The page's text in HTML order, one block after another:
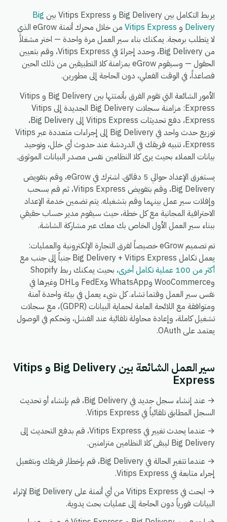
يربط التكامل بين Big Delivery و Vitips Express بين
Big
Delivery و Vitips Express
من خلال محرك أتمتة eGrow الذي
لا يتطلب برمجة. يمكنك بناء سير العمل مرة واحدة — اختر مشغلاً
من Big Delivery، وحدد إجراءً في Vitips Express، وقم بتعيين
الحقول — وسيقوم eGrow بمزامنة كلا التطبيقين من ذلك الحين
فصاعداً، في الوقت الفعلي، دون الحاجة إلى مطورين.
الأمور الشائعة التي تقوم الفرق بأتمتتها بين Big Delivery و Vitips
Express: مزامنة سجلات Big Delivery الجديدة إلى Vitips
Express، دفع تحديثات Vitips Express إلى Big Delivery،
توزيع حدث واحد في Big Delivery إلى إجراءات متعددة عبر Vitips
Express، تنبيه فريقك في الدردشة عند حدوث أي خلل، وتوحيد
بيانات العملاء بحيث يرى كلا النظامين نفس مصدر البيانات الموثوق.
يستغرق الإعداد حوالي 5 دقائق. اشترك في eGrow، وقم بتفويض
Big Delivery، وقم بتفويض Vitips Express، ثم قم بسحب
وإفلات سير عمل بينهما وقم بتشغيله. يتم تضمين خدمة الإعداد
الاحترافية المجانية مع كل خطة، حيث سيقوم مدير حساب حقيقي
ببناء سير العمل الأول الخاص بك معك عبر مشاركة الشاشة.
تم تصميم eGrow خصيصاً لفرق التجارة الإلكترونية والعمليات:
يعمل تكامل Big Delivery + Vitips Express جنباً إلى جنب مع
أكثر من 100 عملية تكامل أخرى
، بحيث يمكنك ربط Shopify
وWooCommerce وWhatsApp وFedEx وDHL وغيرها في
نفس سير العمل وقتما تشاء. كل شيء يعمل في بيئة واحدة آمنة
ومتوافقة مع اللائحة العامة لحماية البيانات (GDPR)، مع سجلات
تشغيل كاملة، وإعادة محاولة تلقائية عند الفشل، وتحكم في الوصول
يعتمد على OAuth.
سير العمل الشائعة بين Big Delivery و Vitips
Express
→ عند إنشاء سجل جديد في Big Delivery، قم بإنشاء أو تحديث
السجل المطابق تلقائياً في Vitips Express.
→ عندما يحدث تغيير في Vitips Express، قم بدفع التحديث إلى
Big Delivery ليبقى كلا النظامين متزامنين.
→ عندما تتغير الحالة في Big Delivery، قم بإخطار فريقك وبتفعيل
إجراء متابعة في Vitips Express.
→ ابحث في Vitips Express من أي أتمتة على Big Delivery لإثراء
البيانات فورياً دون الحاجة إلى عمليات بحث يدوية.